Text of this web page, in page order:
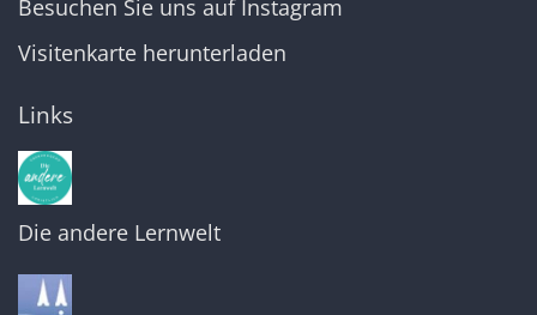
Besuchen Sie uns auf Instagram
Visitenkarte herunterladen
Links
Die andere Lernwelt